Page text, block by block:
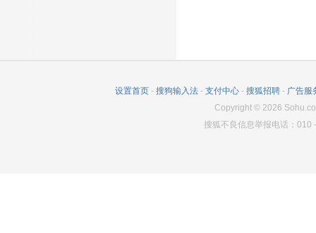
设置首页 - 搜狗输入法 - 支付中心 - 搜狐招聘 - 广告服
Copyright© 2026
搜狐不良信息举报电话：010